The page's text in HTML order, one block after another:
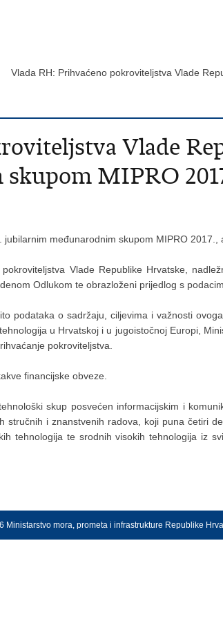
Vlada RH: Prihvaćeno pokroviteljstva Vlade
Vlade
MIPRO
međunarodnim skupom MIPRO
Vlade Republike Hrvatske,
Odlukom te obrazloženi prijedlog s
podataka o sadržaju, ciljevima i važnosti
u Hrvatskoj i u jugoistočnoj Europi,
pokroviteljstva.
financijske obveze.
skup posvećen informacijskim i
i znanstvenih radova, koji puna četiri
tehnologija te srodnih visokih tehnologija iz
Ministarstvo mora, prometa i infrastrukture Republike